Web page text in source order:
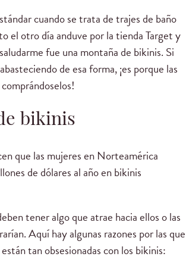
cuando se trata de trajes de baño
el otro día anduve por la tienda Target y
fue una montaña de bikinis. Si
de esa forma, ¡es porque las
bikinis
que las mujeres en Norteamérica
de dólares al año en bikinis
tener algo que atrae hacia ellos o las
Aquí hay algunas razones por las que
tan obsesionadas con los bikinis: